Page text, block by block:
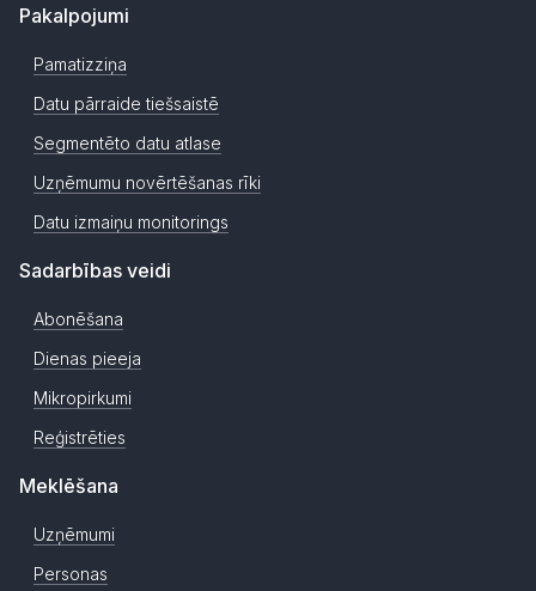
Pakalpojumi
Pamatizziņa
Datu pārraide tiešsaistē
Segmentēto datu atlase
Uzņēmumu novērtēšanas rīki
Datu izmaiņu monitorings
Sadarbības veidi
Abonēšana
Dienas pieeja
Mikropirkumi
Reģistrēties
Meklēšana
Uzņēmumi
Personas